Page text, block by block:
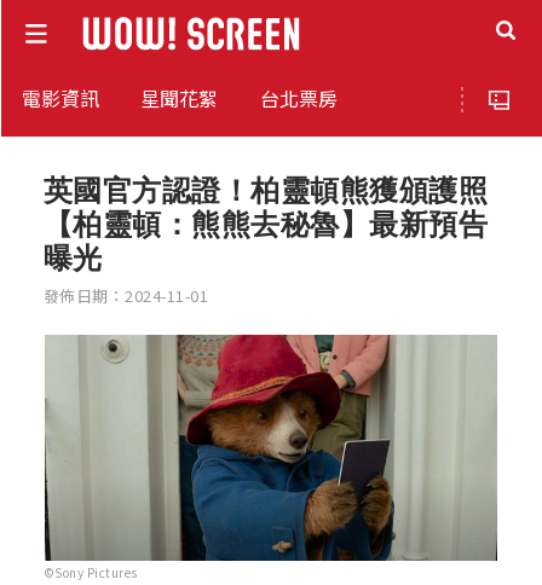
電影資訊 星聞花絮 台北票房
英國官方認證！柏靈頓熊獲頒護照
【柏靈頓：熊熊去秘魯】最新預告
曝光
發佈日期：2024-11-01
©Sony Pictures